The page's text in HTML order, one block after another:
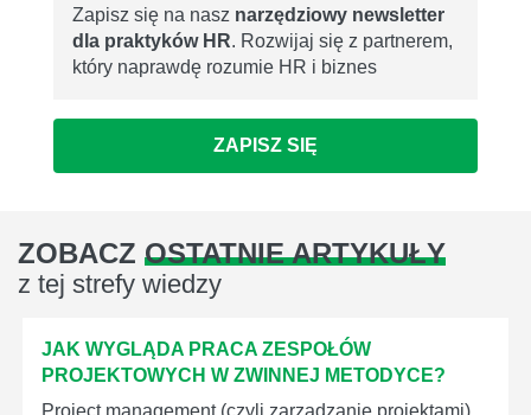
Zapisz się na nasz narzędziowy newsletter
dla praktyków HR. Rozwijaj się z partnerem,
który naprawdę rozumie HR i biznes
ZAPISZ SIĘ
ZOBACZ OSTATNIE ARTYKUŁY
z tej strefy wiedzy
JAK WYGLĄDA PRACA ZESPOŁÓW
PROJEKTOWYCH W ZWINNEJ METODYCE?
Project management (czyli zarządzanie projektami)